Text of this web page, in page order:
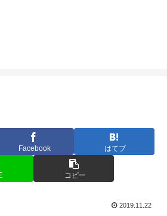
Facebook はてブ
コピー
2019.11.22